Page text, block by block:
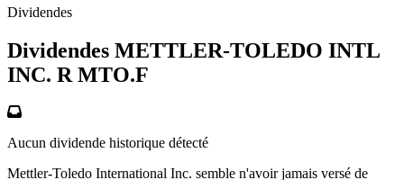
Dividendes
Dividendes METTLER-TOLEDO INTL
INC. R MTO.F
Aucun dividende historique détecté
Mettler-Toledo International Inc. semble n'avoir jamais versé de